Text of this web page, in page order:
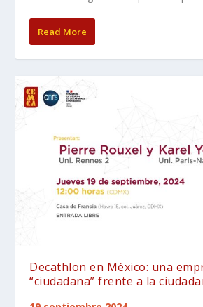
Read More
Decathlon en México: una
“ciudadana” frente a la